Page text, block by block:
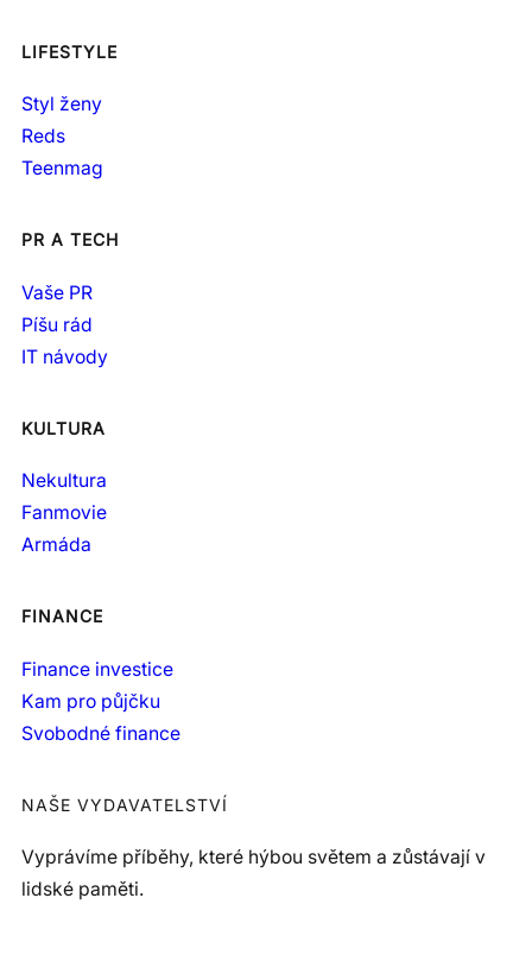
LIFESTYLE
Styl ženy
Reds
Teenmag
PR A TECH
Vaše PR
Píšu rád
IT návody
KULTURA
Nekultura
Fanmovie
Armáda
FINANCE
Finance investice
Kam pro půjčku
Svobodné finance
NAŠE VYDAVATELSTVÍ
Vyprávíme příběhy, které hýbou světem a zůstávají v
lidské paměti.